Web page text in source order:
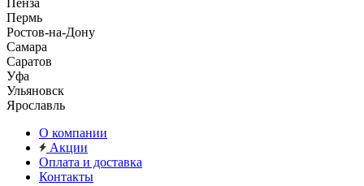
Пенза
Пермь
Ростов-на-Дону
Самара
Саратов
Уфа
Ульяновск
Ярославль
О компании
Акции
Оплата и доставка
Контакты